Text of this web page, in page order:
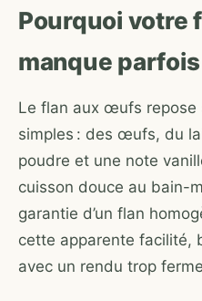
Pourquoi votre
manque
Le flan aux œufs repose
simples : des œufs, du
poudre et une note
cuisson douce au bain-
garantie d’un flan
cette apparente facilité,
avec un rendu trop